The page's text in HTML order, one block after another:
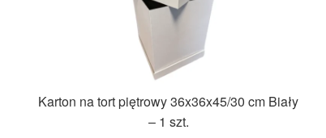
Karton na tort piętrowy 36x36x45/30 cm Biały
– 1 szt.